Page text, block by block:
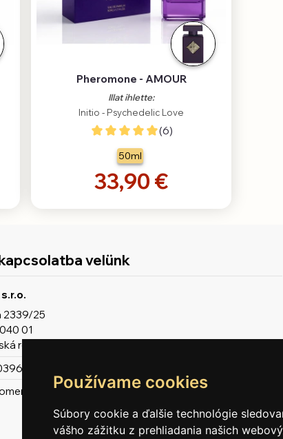
Používame cookies
Súbory cookie a ďalšie technológie
vášho zážitku z prehliadania našich
Pheromone - AMOUR
Illat ihlette:
Initio - Psychedelic Love
(6)
50ml
33,90 €
velünk
2339/25
01
republika